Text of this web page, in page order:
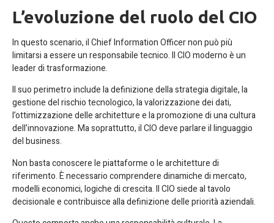
L’evoluzione del ruolo del CIO
In questo scenario, il Chief Information Officer non può più
limitarsi a essere un responsabile tecnico. Il CIO moderno è un
leader di trasformazione.
Il suo perimetro include la definizione della strategia digitale, la
gestione del rischio tecnologico, la valorizzazione dei dati,
l’ottimizzazione delle architetture e la promozione di una cultura
dell’innovazione. Ma soprattutto, il CIO deve parlare il linguaggio
del business.
Non basta conoscere le piattaforme o le architetture di
riferimento. È necessario comprendere dinamiche di mercato,
modelli economici, logiche di crescita. Il CIO siede al tavolo
decisionale e contribuisce alla definizione delle priorità aziendali.